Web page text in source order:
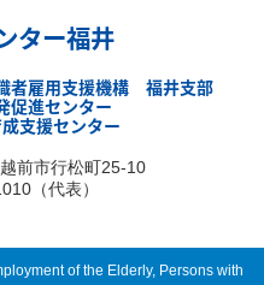
ター福井
者雇用支援機構 福井支部
促進センター
支援センター
前市行松町25-10
（代表）
of the Elderly, Persons with